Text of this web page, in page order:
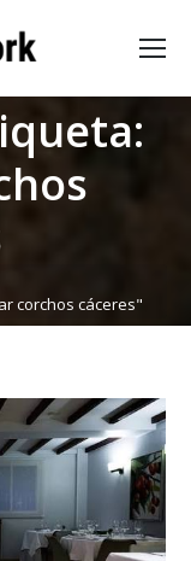
corchos cáceres"